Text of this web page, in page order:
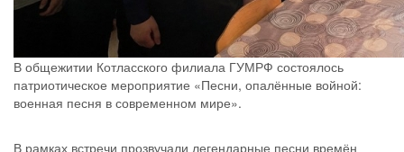
В общежитии Котласского филиала ГУМРФ состоялось
патриотическое мероприятие «Песни, опалённые войной:
военная песня в современном мире».
В рамках встречи прозвучали легендарные песни времён